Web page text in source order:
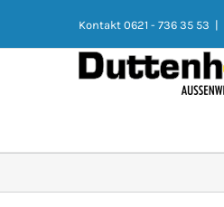
Kontakt 0621 - 736 35 53 |